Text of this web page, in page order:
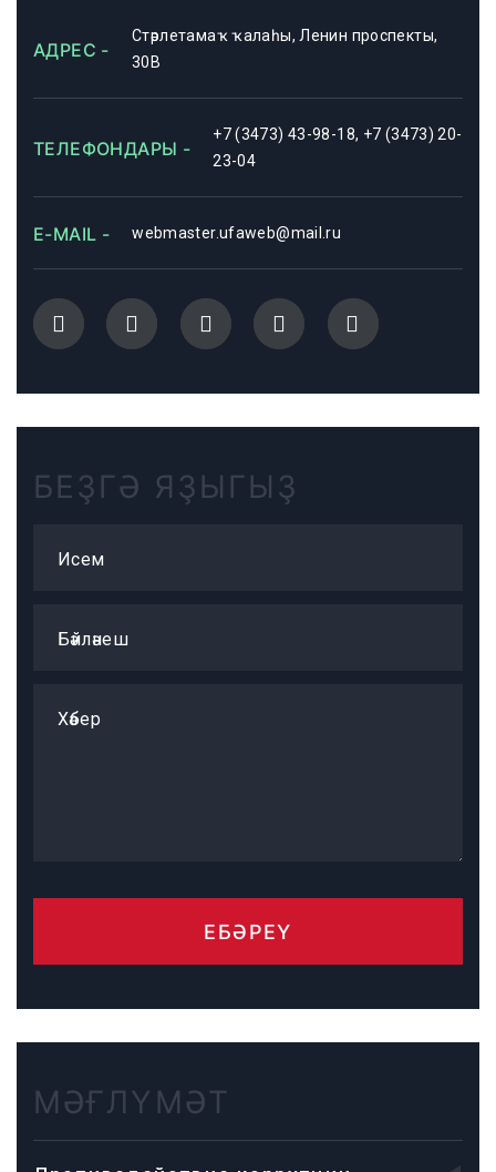
АДРЕС -
Стәрлетамаҡ ҡалаһы, Ленин проспекты,
30В
ТЕЛЕФОНДАРЫ -
+7 (3473) 43-98-18, +7 (3473) 20-
23-04
E-MAIL - webmaster.ufaweb@mail.ru
БЕҘГӘ ЯҘЫГЫҘ
Исем
Бәйләнеш
Хәбер
ЕБӘРЕҮ
МӘҒЛҮМӘТ